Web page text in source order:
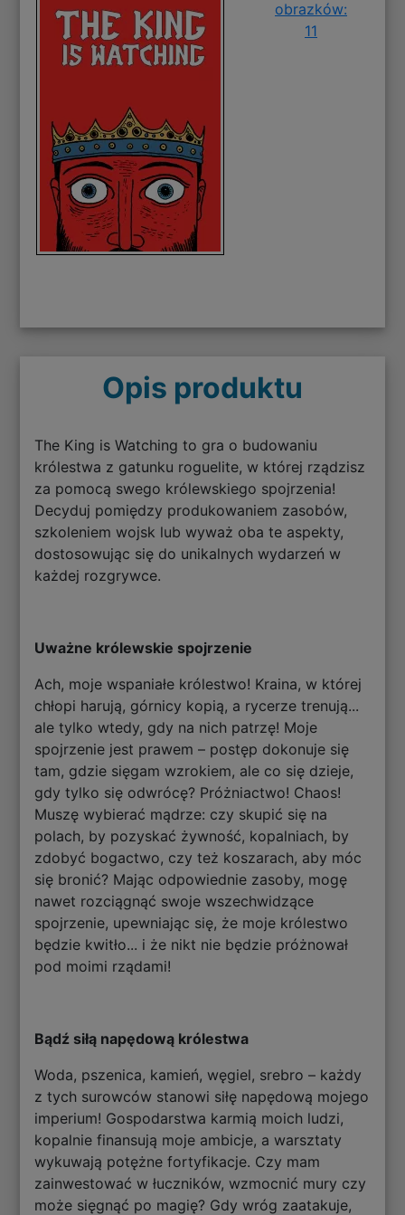
obrazków:
11
Opis produktu
The King is Watching to gra o budowaniu
królestwa z gatunku roguelite, w której rządzisz
za pomocą swego królewskiego spojrzenia!
Decyduj pomiędzy produkowaniem zasobów,
szkoleniem wojsk lub wyważ oba te aspekty,
dostosowując się do unikalnych wydarzeń w
każdej rozgrywce.
Uważne królewskie spojrzenie
Ach, moje wspaniałe królestwo! Kraina, w której
chłopi harują, górnicy kopią, a rycerze trenują...
ale tylko wtedy, gdy na nich patrzę! Moje
spojrzenie jest prawem – postęp dokonuje się
tam, gdzie sięgam wzrokiem, ale co się dzieje,
gdy tylko się odwrócę? Próżniactwo! Chaos!
Muszę wybierać mądrze: czy skupić się na
polach, by pozyskać żywność, kopalniach, by
zdobyć bogactwo, czy też koszarach, aby móc
się bronić? Mając odpowiednie zasoby, mogę
nawet rozciągnąć swoje wszechwidzące
spojrzenie, upewniając się, że moje królestwo
będzie kwitło... i że nikt nie będzie próżnował
pod moimi rządami!
Bądź siłą napędową królestwa
Woda, pszenica, kamień, węgiel, srebro – każdy
z tych surowców stanowi siłę napędową mojego
imperium! Gospodarstwa karmią moich ludzi,
kopalnie finansują moje ambicje, a warsztaty
wykuwają potężne fortyfikacje. Czy mam
zainwestować w łuczników, wzmocnić mury czy
może sięgnąć po magię? Gdy wróg zaatakuje,